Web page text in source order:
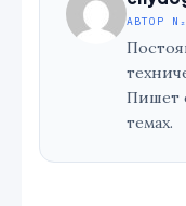
АВТОР
Пишет
темах.